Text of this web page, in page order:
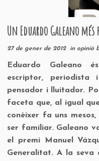
Un Eduardo Galeano
27 de gener de 2012in opinió
Eduardo Galeano
escriptor,
pensador i lluitador.
faceta que, al igual
conèixer fa uns
ser familiar. Galeano
el premi Manuel
Generalitat. A la